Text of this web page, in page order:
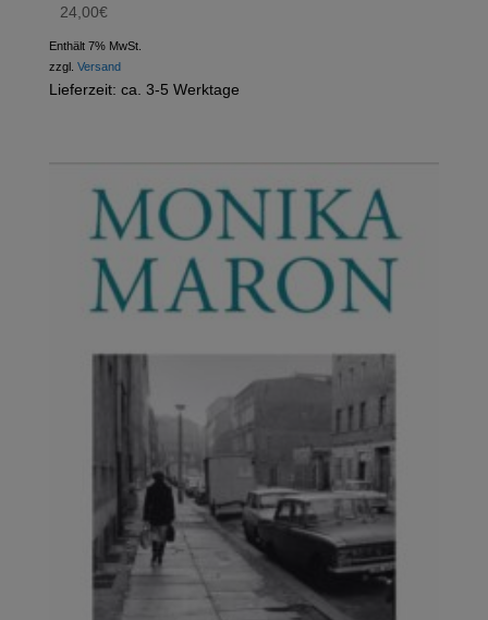
24,00€
Enthält 7% MwSt.
zzgl. Versand
Lieferzeit: ca. 3-5 Werktage